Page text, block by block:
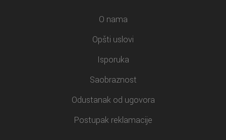
O nama
Opšti uslovi
Isporuka
Saobraznost
Odustanak od ugovora
Postupak reklamacije